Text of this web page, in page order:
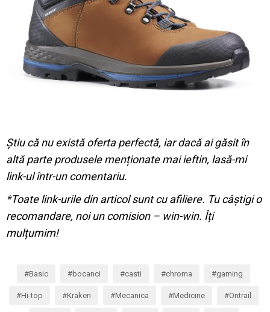
Știu că nu există oferta perfectă, iar dacă ai găsit în
altă parte produsele menționate mai ieftin, lasă-mi
link-ul într-un comentariu.
*Toate link-urile din articol sunt cu afiliere. Tu câștigi o
recomandare, noi un comision – win-win. Îți
mulțumim!
Basic bocanci casti chroma gaming
Hi-top Kraken Mecanica Medicine Ontrail